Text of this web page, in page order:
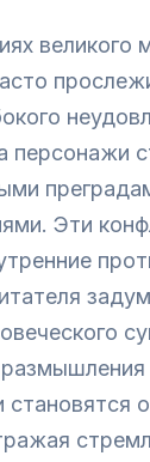
великого
персонажи
Эти